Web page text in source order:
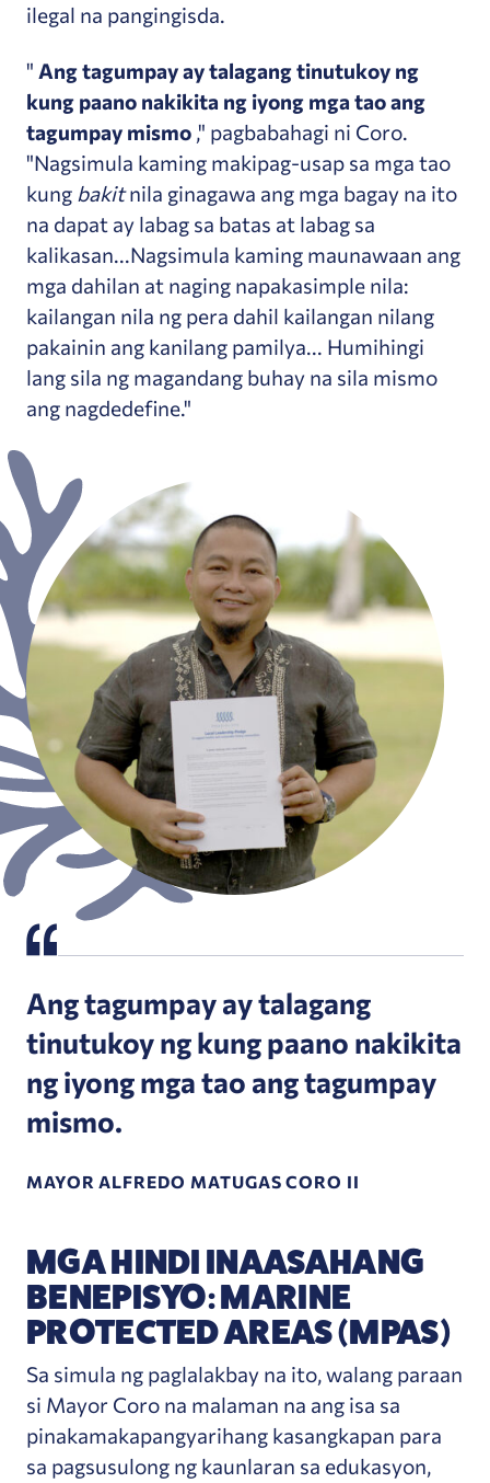
ilegal na pangingisda.
" Ang tagumpay ay talagang tinutukoy ng
kung paano nakikita ng iyong mga tao ang
tagumpay mismo ," pagbabahagi ni Coro.
"Nagsimula kaming makipag-usap sa mga tao
kung bakit nila ginagawa ang mga bagay na ito
na dapat ay labag sa batas at labag sa
kalikasan...Nagsimula kaming maunawaan ang
mga dahilan at naging napakasimple nila:
kailangan nila ng pera dahil kailangan nilang
pakainin ang kanilang pamilya... Humihingi
lang sila ng magandang buhay na sila mismo
ang nagdedefine."
Ang tagumpay ay talagang
tinutukoy ng kung paano nakikita
ng iyong mga tao ang tagumpay
mismo.
MAYOR ALFREDO MATUGAS CORO II
MGA HINDI INAASAHANG
BENEPISYO: MARINE
PROTECTED AREAS (MPAS)
Sa simula ng paglalakbay na ito, walang paraan
si Mayor Coro na malaman na ang isa sa
pinakamakapangyarihang kasangkapan para
sa pagsusulong ng kaunlaran sa edukasyon,